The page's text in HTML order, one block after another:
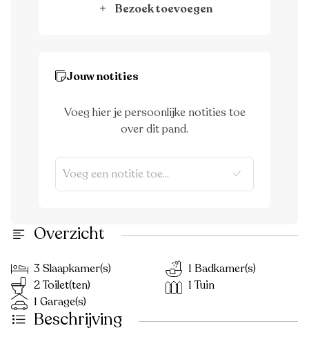
Bezoek toevoegen
Jouw notities
Voeg hier je persoonlijke notities toe
over dit pand.
Overzicht
3 Slaapkamer(s)
1 Badkamer(s)
2 Toilet(ten)
1 Tuin
1 Garage(s)
Beschrijving